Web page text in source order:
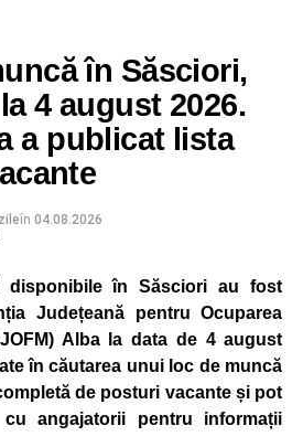
al companiei, măsura va fi aplicată
necesitățile sistemului energetic.
precizează că evoluția situației
iar activitatea va reveni la
ce condițiile vor permite.
că oprirea temporară a unor linii
livrările către clienți.
printre cei mai mari consumatori de
România. O parte din necesarul
prin producția proprie de energie,
fotovoltaice și al unităților
afirmă că vor continua
și operatorii din domeniul
în Săsciori,
4 august 2026.
a publicat lista
în 04.08.2026
disponibile în Săsciori au fost
Județeană pentru Ocuparea
Alba la data de 4 august
în căutarea unui loc de muncă
de posturi vacante și pot
angajatorii pentru informații